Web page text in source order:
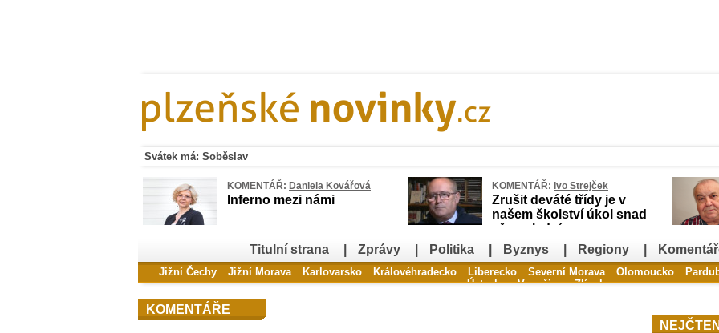
Svátek má: Soběslav
KOMENTÁŘ: Daniela Kovářová
Inferno mezi námi
KOMENTÁŘ: Ivo Strejček
Zrušit deváté třídy je v
našem školství úkol snad
až poslední
Titulní strana
Zprávy Politika Byznys Regiony
Jižní Čechy Jižní Morava Karlovarsko Královéhradecko Liberecko Severní Morava Olomoucko
Ústecko
Vysočina Zlínsko
KOMENTÁŘE